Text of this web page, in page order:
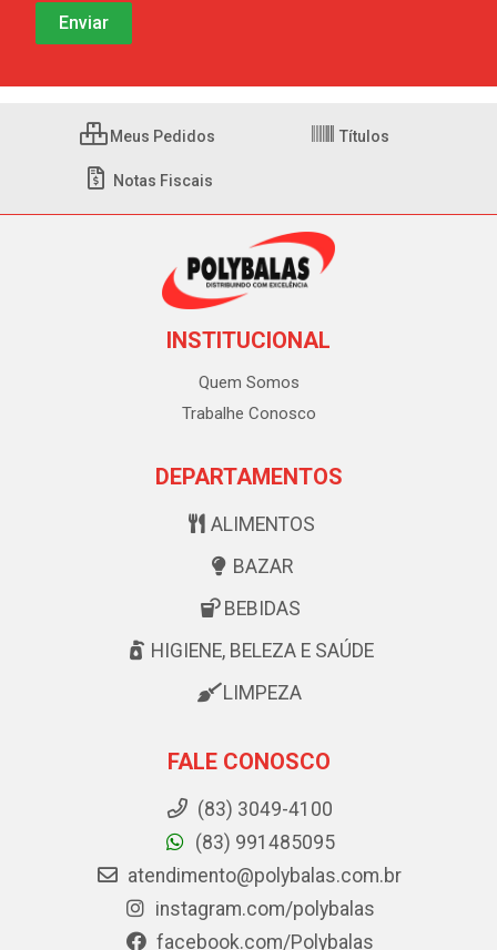
Meus Pedidos Títulos
Notas Fiscais
INSTITUCIONAL
Quem Somos
Trabalhe Conosco
DEPARTAMENTOS
ALIMENTOS
BAZAR
BEBIDAS
HIGIENE, BELEZA E SAÚDE
LIMPEZA
FALE CONOSCO
(83) 3049-4100
(83) 991485095
atendimento@polybalas.com.br
instagram.com/polybalas
facebook.com/Polybalas